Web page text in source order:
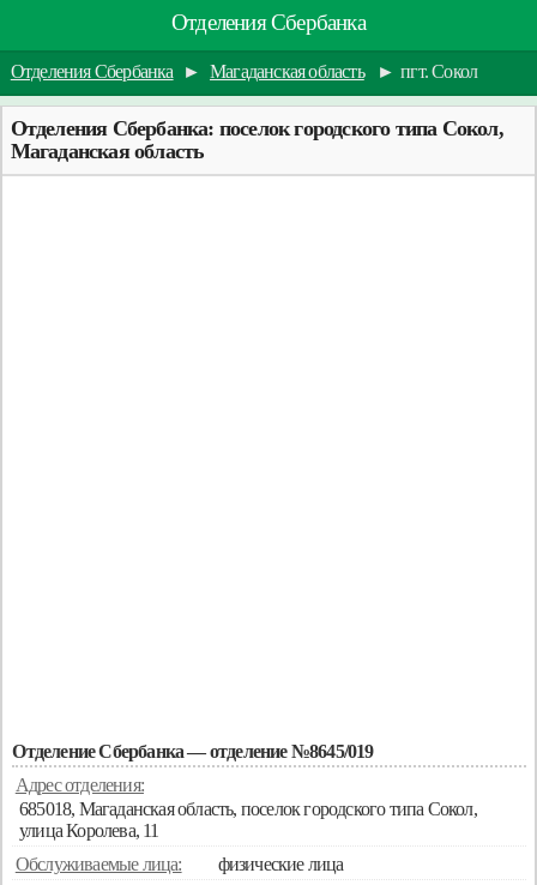
Отделения Сбербанка
Отделения Сбербанка ► Магаданская область ► пгт. Сокол
Отделения Сбербанка: поселок городского типа Сокол,
Магаданская область
Отделение Сбербанка — отделение №8645/019
Адрес отделения:
685018, Магаданская область, поселок городского типа Сокол,
улица Королева, 11
Обслуживаемые лица:
физические лица